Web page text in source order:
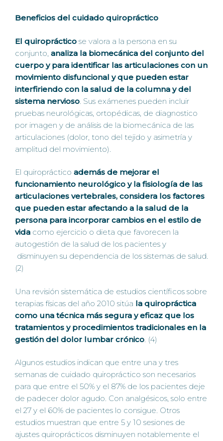
Beneficios del cuidado quiropráctico
El quiropráctico se valora a la persona en su
conjunto, analiza la biomecánica del conjunto del
cuerpo y para identificar las articulaciones con un
movimiento disfuncional y que pueden estar
interfiriendo con la salud de la columna y del
sistema nervioso . Sus exámenes pueden incluir
pruebas neurológicas, ortopédicas, de diagnostico
por imagen y de análisis de la biomecánica de las
articulaciones (dolor, tono del tejido y asimetría y
amplitud del movimiento).
El quiropráctico además de mejorar el
funcionamiento neurológico y la fisiología de las
articulaciones vertebrales, considera los factores
que pueden estar afectando a la salud de la
persona para incorporar cambios en el estilo de
vida como ejercicio o dieta que favorecen la
autogestión de la salud de los pacientes y
disminuyen su dependencia de los sistemas de salud.
(2)
Una revisión sistemática de estudios científicos sobre
terapias físicas del año 2010 sitúa la quiropráctica
como una técnica más segura y eficaz que los
tratamientos y procedimientos tradicionales en la
gestión del dolor lumbar crónico . (4)
Algunos estudios indican que entre una y tres
semanas de cuidado quiropráctico son necesarios
para que entre el 50% y el 87% de los pacientes deje
de padecer dolor agudo. Con analgésicos, solo entre
el 27 y el 60% de pacientes lo consigue. Otros
estudios muestran que entre 5 y 10 sesiones de
ajustes quiroprácticos disminuyen notablemente el